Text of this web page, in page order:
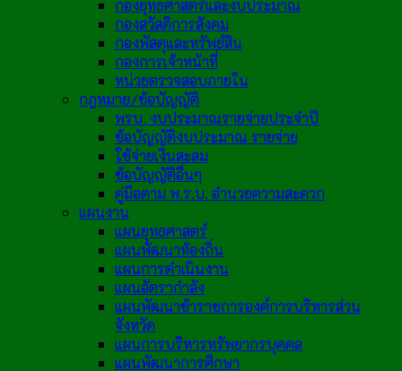
กองยุทธศาสตร์และงบประมาณ
กองสวัสดิการสังคม
กองพัสดุและทรัพย์สิน
กองการเจ้าหน้าที่
หน่วยตรวจสอบภายใน
กฎหมาย/ข้อบัญญัติ
พรบ. งบประมาณรายจ่ายประจำปี
ข้อบัญญัติงบประมาณ รายจ่าย
ใช้จ่ายเงินสะสม
ข้อบัญญัติอื่นๆ
คู่มือตาม พ.ร.บ. อำนวยความสะดวก
แผนงาน
แผนยุทธศาสตร์
แผนพัฒนาท้องถิ่น
แผนการดำเนินงาน
แผนอัตรากำลัง
แผนพัฒนาข้าราชการองค์การบริหารส่วน
จังหวัด
แผนการบริหารทรัพยากรบุคคล
แผนพัฒนาการศึกษา